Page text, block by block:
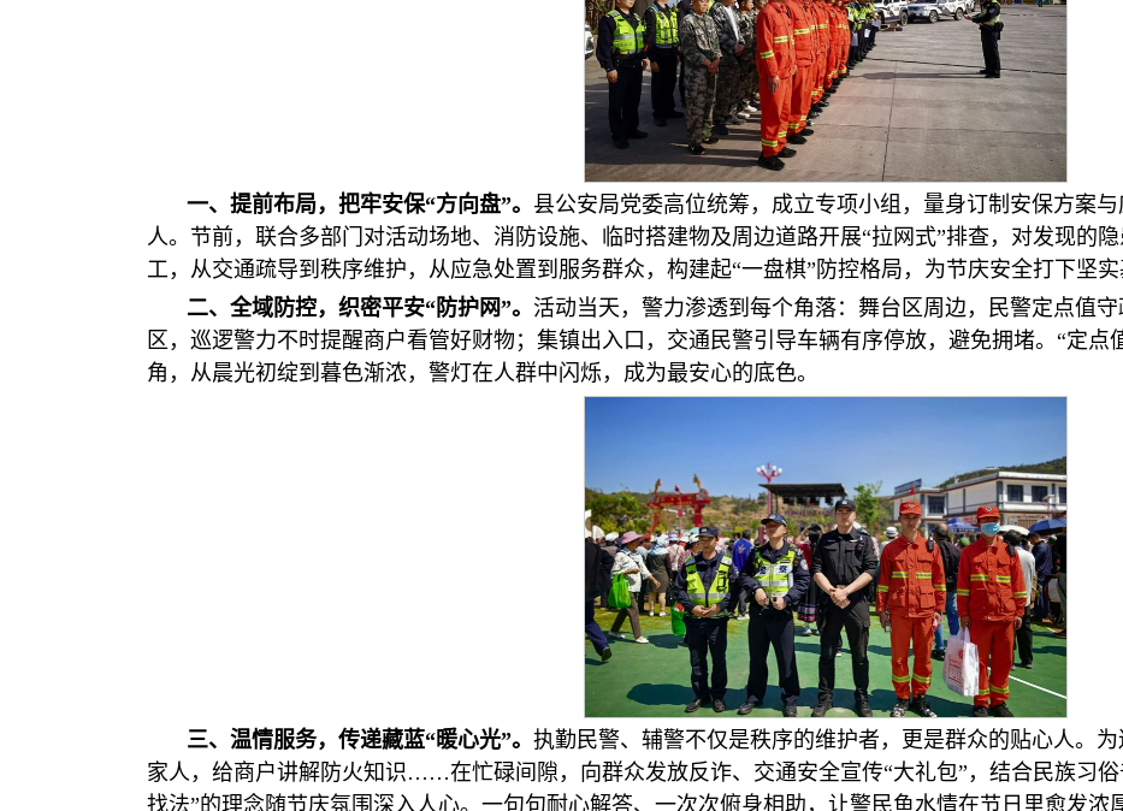
一、提前布局，把牢安保“方向盘”。 县公安局党委高位统筹，成立专项小组，量身订制安保方案
人。节前，联合多部门对活动场地、消防设施、临时搭建物及周边道路开展“拉网式”排查，对发现的
工，从交通疏导到秩序维护，从应急处置到服务群众，构建起“一盘棋”防控格局，为节庆安全打下坚实
二、全域防控，织密平安“防护网”。 活动当天，警力渗透到每个角落：舞台区周边，民警定点值
区，巡逻警力不时提醒商户看管好财物；集镇出入口，交通民警引导车辆有序停放，避免拥堵。“定点
角，从晨光初绽到暮色渐浓，警灯在人群中闪烁，成为最安心的底色。
三、温情服务，传递藏蓝“暖心光”。 执勤民警、辅警不仅是秩序的维护者，更是群众的贴心人。
家人，给商户讲解防火知识……在忙碌间隙，向群众发放反诈、交通安全宣传“大礼包”，结合民族习
找法”的理念随节庆氛围深入人心。一句句耐心解答、一次次俯身相助，让警民鱼水情在节日里愈发浓